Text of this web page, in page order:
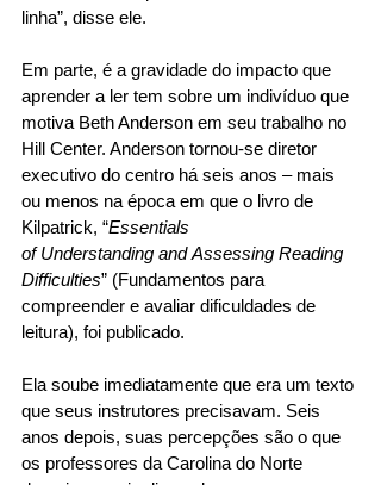
linha”, disse ele.
Em parte, é a gravidade do impacto que
aprender a ler tem sobre um indivíduo que
motiva Beth Anderson em seu trabalho no
Hill Center. Anderson tornou-se diretor
executivo do centro há seis anos – mais
ou menos na época em que o livro de
Kilpatrick, “Essentials
of Understanding and Assessing Reading
Difficulties” (Fundamentos para
compreender e avaliar dificuldades de
leitura), foi publicado.
Ela soube imediatamente que era um texto
que seus instrutores precisavam. Seis
anos depois, suas percepções são o que
os professores da Carolina do Norte